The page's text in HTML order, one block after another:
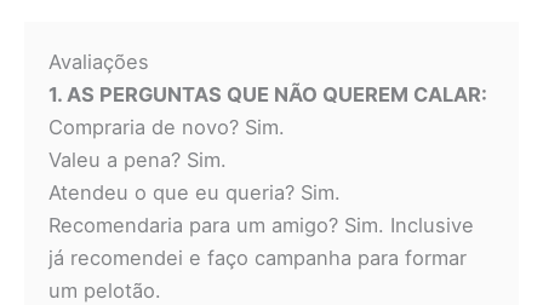
Avaliações
1. AS PERGUNTAS QUE NÃO QUEREM CALAR:
Compraria de novo? Sim.
Valeu a pena? Sim.
Atendeu o que eu queria? Sim.
Recomendaria para um amigo? Sim. Inclusive
já recomendei e faço campanha para formar
um pelotão.